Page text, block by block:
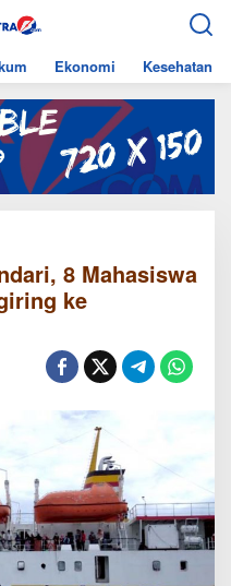
Ekonomi Kesehatan
8 Mahasiswa
ke